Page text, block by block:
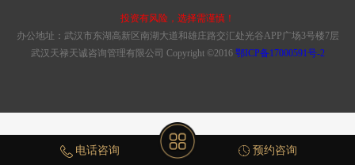
投资有风险，选择需谨慎！
办公地址：武汉市东湖高新区南湖大道和雄庄路交汇处光谷APP广场3号楼7层
武汉天禄天诚咨询管理有限公司 Copyright ©2016 鄂ICP备17000591号-2
电话咨询 预约咨询